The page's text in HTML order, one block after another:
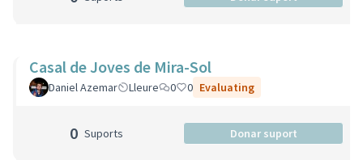
Casal de Joves de Mira-Sol
Daniel Azemar Lleure 0 0 Evaluating
0 Suports Donar suport